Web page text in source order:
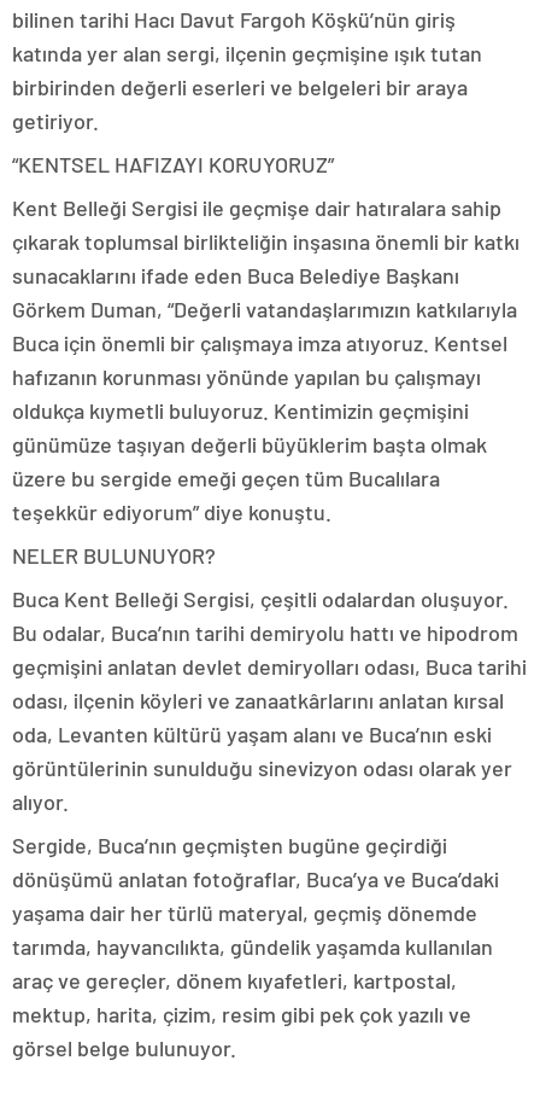
bilinen tarihi Hacı Davut Fargoh Köşkü’nün giriş
katında yer alan sergi, ilçenin geçmişine ışık tutan
birbirinden değerli eserleri ve belgeleri bir araya
getiriyor.
“KENTSEL HAFIZAYI KORUYORUZ”
Kent Belleği Sergisi ile geçmişe dair hatıralara sahip
çıkarak toplumsal birlikteliğin inşasına önemli bir katkı
sunacaklarını ifade eden Buca Belediye Başkanı
Görkem Duman, “Değerli vatandaşlarımızın katkılarıyla
Buca için önemli bir çalışmaya imza atıyoruz. Kentsel
hafızanın korunması yönünde yapılan bu çalışmayı
oldukça kıymetli buluyoruz. Kentimizin geçmişini
günümüze taşıyan değerli büyüklerim başta olmak
üzere bu sergide emeği geçen tüm Bucalılara
teşekkür ediyorum” diye konuştu.
NELER BULUNUYOR?
Buca Kent Belleği Sergisi, çeşitli odalardan oluşuyor.
Bu odalar, Buca’nın tarihi demiryolu hattı ve hipodrom
geçmişini anlatan devlet demiryolları odası, Buca tarihi
odası, ilçenin köyleri ve zanaatkârlarını anlatan kırsal
oda, Levanten kültürü yaşam alanı ve Buca’nın eski
görüntülerinin sunulduğu sinevizyon odası olarak yer
alıyor.
Sergide, Buca’nın geçmişten bugüne geçirdiği
dönüşümü anlatan fotoğraflar, Buca’ya ve Buca’daki
yaşama dair her türlü materyal, geçmiş dönemde
tarımda, hayvancılıkta, gündelik yaşamda kullanılan
araç ve gereçler, dönem kıyafetleri, kartpostal,
mektup, harita, çizim, resim gibi pek çok yazılı ve
görsel belge bulunuyor.